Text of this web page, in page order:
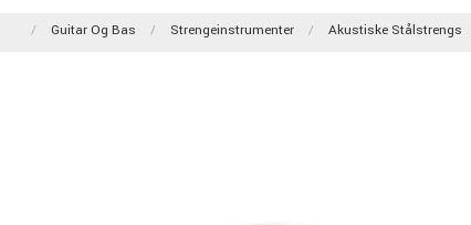
Guitar Og Bas Strengeinstrumenter Akustiske Stålstrengs